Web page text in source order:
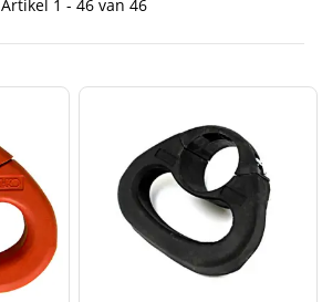
Artikel 1 - 46 van 46